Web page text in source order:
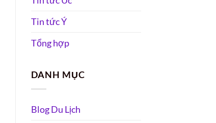
Tin tức Ý
Tổng hợp
DANH MỤC
Blog Du Lịch